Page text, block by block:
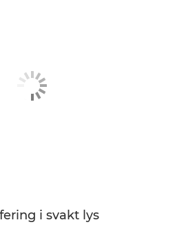
i svakt lys